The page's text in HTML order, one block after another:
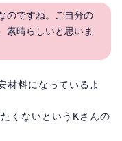
のですね。ご自分の
素晴らしいと思いま
材料になっているよ
くないというKさんの